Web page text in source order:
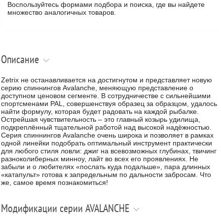
Воспользуйтесь формами подбора и поиска, где вы найдете
множество аналогичных товаров.
Описание
Zetrix не останавливается на достигнутом и представляет новую
серию спиннингов Avalanche, меняющую представление о
доступном ценовом сегменте. В сотрудничестве с сильнейшими
спортсменами PAL, совершенствуя образец за образцом, удалось
найти формулу, которая будет радовать на каждой рыбалке.
Острейшая чувствительность – это главный козырь удилища,
подкреплённый тщательной работой над высокой надёжностью.
Серия спиннингов Avalanche очень широка и позволяет в рамках
одной линейки подобрать оптимальный инструмент практически
для любого стиля ловли: джиг на всевозможных глубинах, твичинг
разноколиберных минноу, лайт во всех его проявлениях. Не
забыли и о любителях «послать куда подальше», пара длинных
«катапульт» готова к запредельным по дальности забросам. Что
же, самое время познакомиться!
Модификации серии AVALANCHE